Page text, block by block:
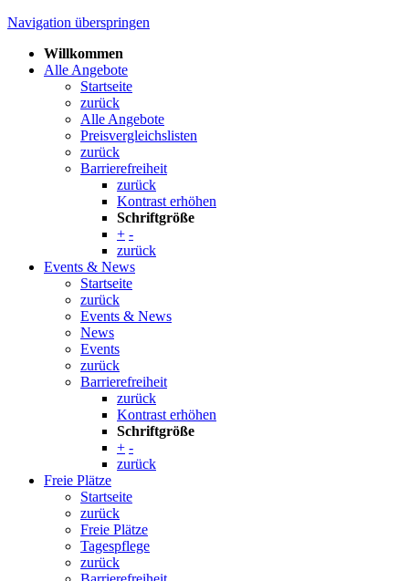
Navigation überspringen
Willkommen
Alle Angebote
Startseite
zurück
Alle Angebote
Preisvergleichslisten
zurück
Barrierefreiheit
zurück
Kontrast erhöhen
Schriftgröße
+ -
zurück
Events & News
Startseite
zurück
Events & News
News
Events
zurück
Barrierefreiheit
zurück
Kontrast erhöhen
Schriftgröße
+ -
zurück
Freie Plätze
Startseite
zurück
Freie Plätze
Tagespflege
zurück